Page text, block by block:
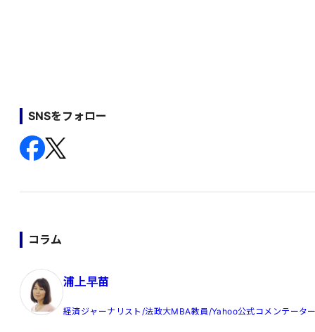
SNSをフォロー
コラム
浦上早苗
経済ジャーナリスト/法政大MBA教員/Yahoo公式コメンテータ